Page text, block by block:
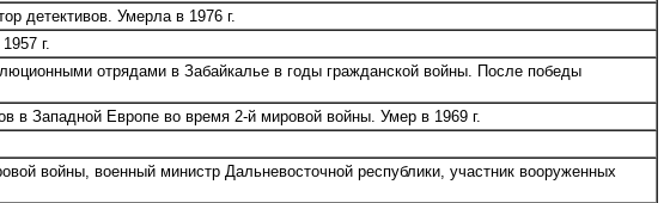
детективов. Умерла в 1976 г.
г.
отрядами в Забайкалье в годы гражданской войны. После победы
в Западной Европе во время 2-й мировой войны. Умер в 1969 г.
войны, военный министр Дальневосточной республики, участник вооруженных